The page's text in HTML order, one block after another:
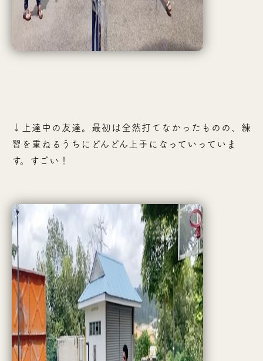
↓上達中の友達。最初は全然打てなかったものの、練
習を重ねるうちにどんどん上手になっていっていま
す。すごい！